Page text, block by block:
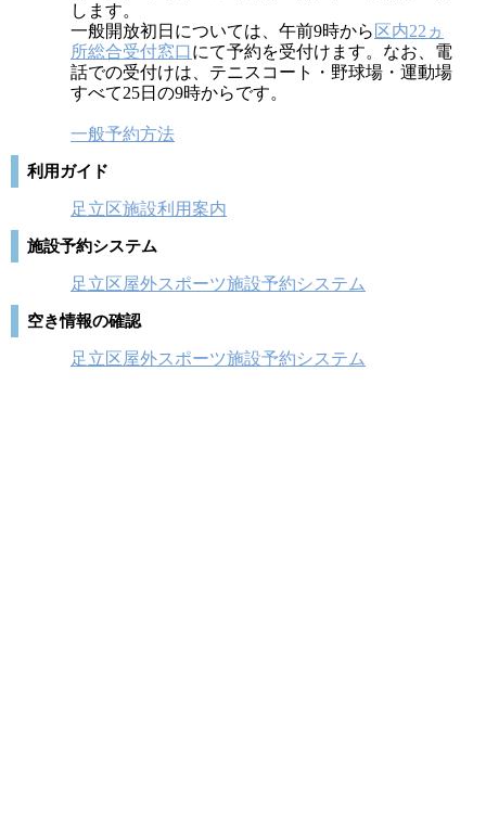
します。
一般開放初日については、午前9時から 区内22ヵ
所総合受付窓口にて予約を受付けます。なお、電
話での受付けは、テニスコート・野球場・運動場
すべて25日の9時からです。
一般予約方法
利用ガイド
足立区施設利用案内
施設予約システム
足立区屋外スポーツ施設予約システム
空き情報の確認
足立区屋外スポーツ施設予約システム